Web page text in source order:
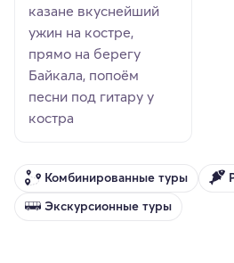
казане вкуснейший
ужин на костре,
прямо на берегу
Байкала, попоём
песни под гитару у
костра
Комбинированные туры
Экскурсионные туры